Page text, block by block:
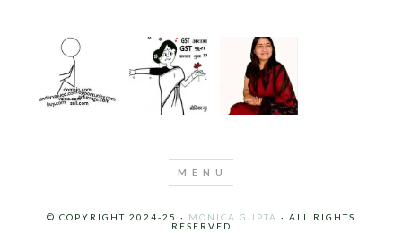
© COPYRIGHT 2024-25 · MONICA GUPTA · ALL RIGHTS
RESERVED